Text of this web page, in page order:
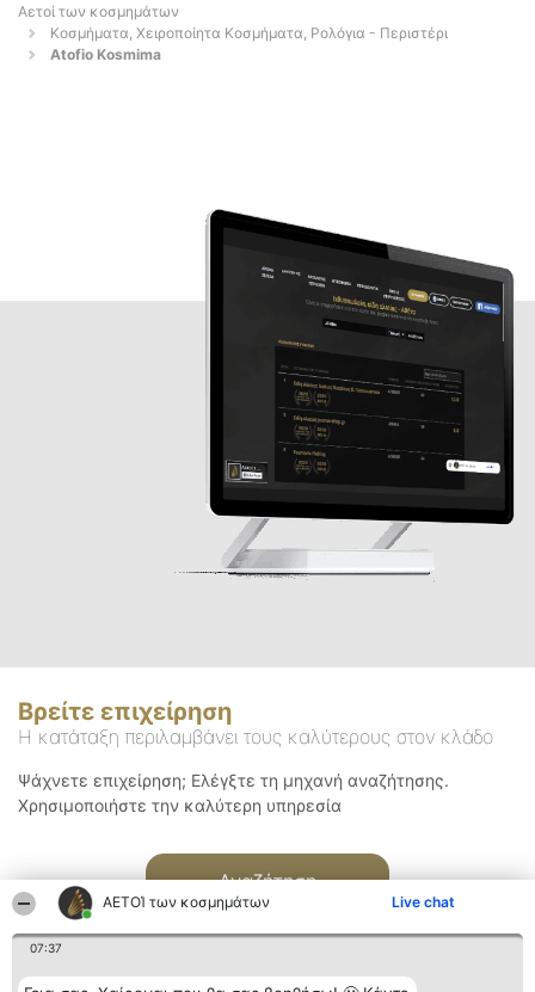
ΑΕΤΟΊ των κοσμημάτων Live chat
07:37
Αετοί των κοσμημάτων
Κοσμήματα, Χειροποίητα Κοσμήματα, Ρολόγια - Περιστέρι
Atofio Kosmima
Βρείτε επιχείρηση
Η κατάταξη περιλαμβάνει τους καλύτερους στον κλάδο
Ψάχνετε επιχείρηση; Ελέγξτε τη μηχανή αναζήτησης.
Χρησιμοποιήστε την καλύτερη υπηρεσία
Αναζήτηση